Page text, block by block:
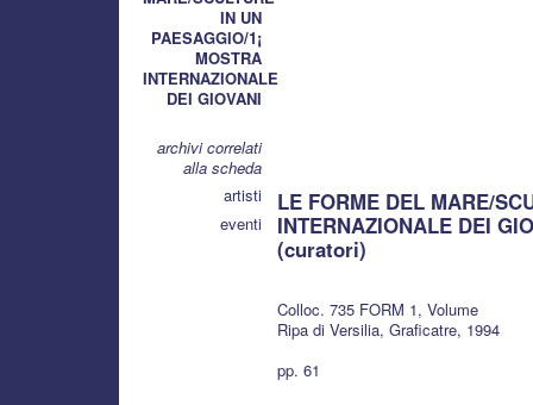
IN UN
PAESAGGIO/1¡
MOSTRA
INTERNAZIONALE
DEI GIOVANI
archivi correlati
alla scheda
artisti
eventi
LE FORME DEL MARE/
INTERNAZIONALE DEI
(curatori)
Colloc. 735 FORM 1, Volume
Ripa di Versilia, Graficatre, 1994
pp. 61